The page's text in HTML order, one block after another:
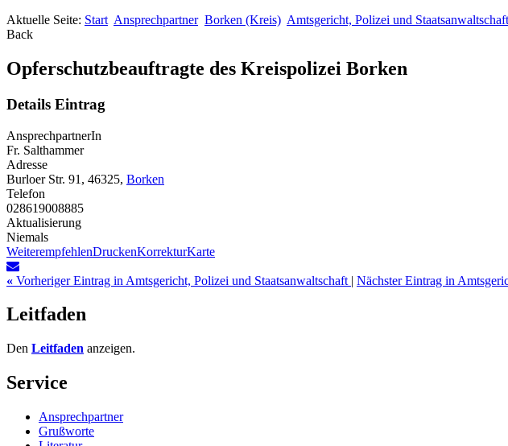
Aktuelle Seite: Start Ansprechpartner Borken (Kreis) Amtsgericht, Polizei und Staatsanwaltschaft
Back
Opferschutzbeauftragte des Kreispolizei Borken
Details Eintrag
AnsprechpartnerIn
Fr. Salthammer
Adresse
Burloer Str. 91, 46325, Borken
Telefon
028619008885
Aktualisierung
Niemals
WeiterempfehlenDruckenKorrekturKarte
« Vorheriger Eintrag in Amtsgericht, Polizei und Staatsanwaltschaft | Nächster Eintrag in
Leitfaden
Den Leitfaden anzeigen.
Service
Ansprechpartner
Grußworte